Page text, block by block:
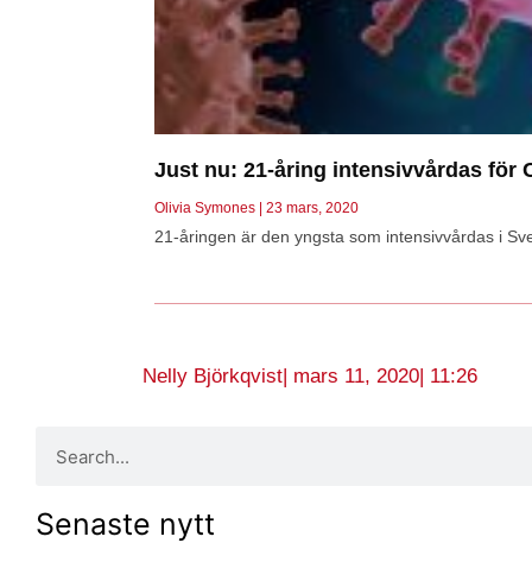
Just nu: 21-åring intensivvårdas för
Olivia Symones 23 mars, 2020
21-åringen är den yngsta som intensivvårdas i
Nelly Björkqvist mars 11, 2020 11:26
Senaste nytt